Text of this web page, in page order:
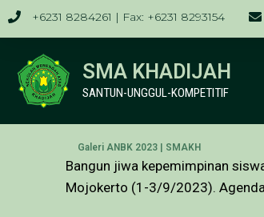
+6231 8284261 | Fax: +6231 8293154
SMA KHADIJAH
SANTUN-UNGGUL-KOMPETITIF
Galeri ANBK 2023 | SMAKH
Bangun jiwa kepemimpinan
Mojokerto (1-3/9/2023). Agenda